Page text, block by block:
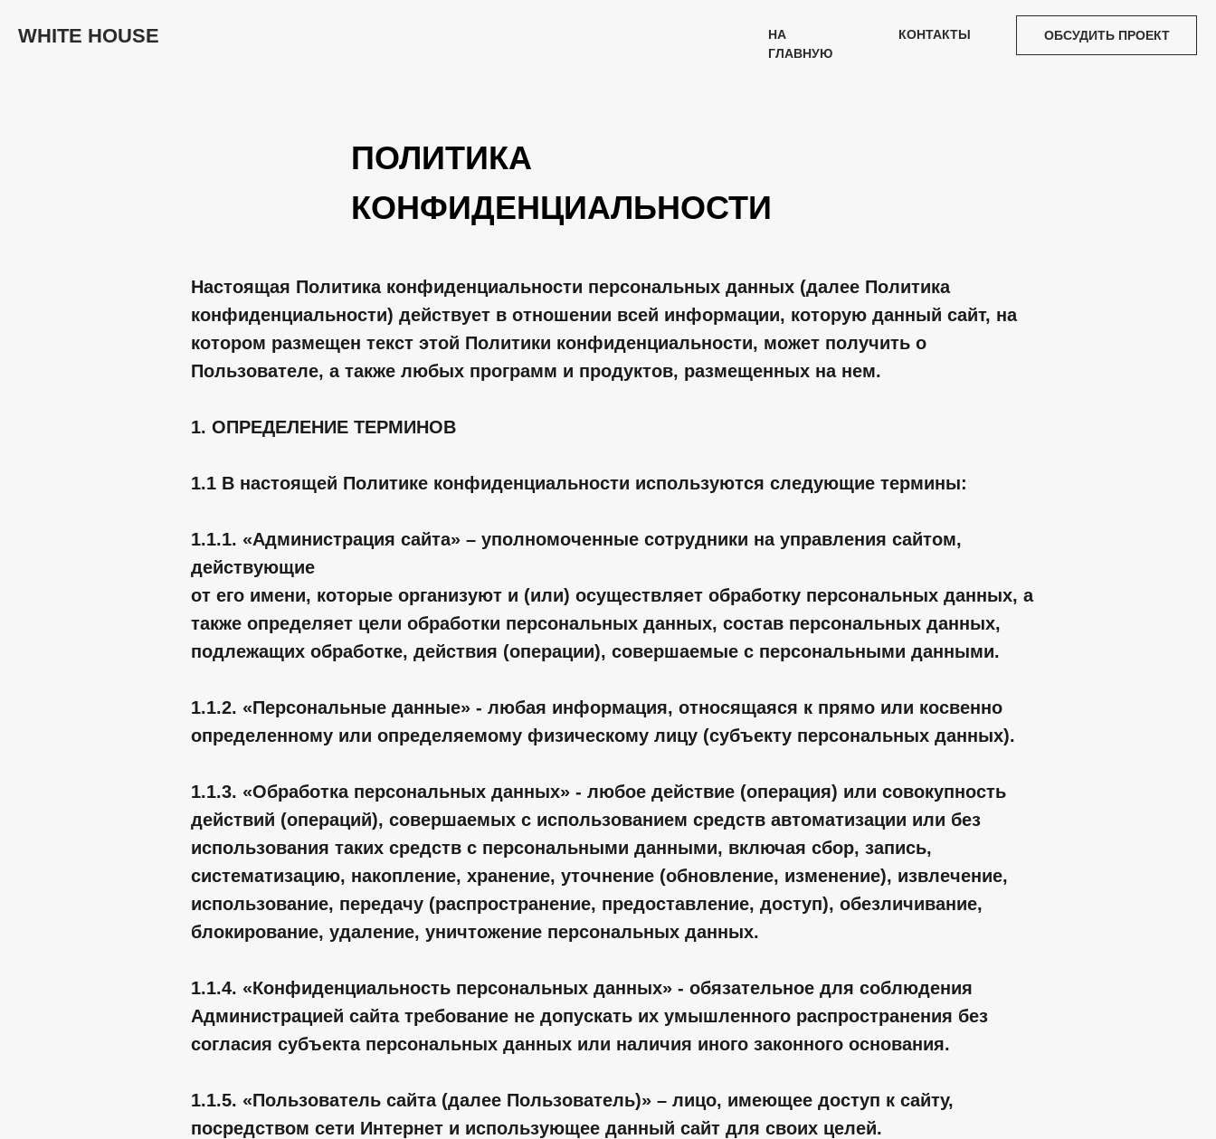
НА
ГЛАВНУЮ
WHITE HOUSE ОБСУДИТЬ ПРОЕКТ
КОНТАКТЫ
Настоящая Политика конфиденциальности персональных данных (далее Политика
конфиденциальности) действует в отношении всей информации, которую данный сайт, на
котором размещен текст этой Политики конфиденциальности, может получить о
Пользователе, а также любых программ и продуктов, размещенных на нем.
1. ОПРЕДЕЛЕНИЕ ТЕРМИНОВ
1.1 В настоящей Политике конфиденциальности используются следующие термины:
1.1.1. «Администрация сайта» – уполномоченные сотрудники на управления сайтом,
действующие
от его имени, которые организуют и (или) осуществляет обработку персональных данных, а
также определяет цели обработки персональных данных, состав персональных данных,
подлежащих обработке, действия (операции), совершаемые с персональными данными.
1.1.2. «Персональные данные» - любая информация, относящаяся к прямо или косвенно
определенному или определяемому физическому лицу (субъекту персональных данных).
1.1.3. «Обработка персональных данных» - любое действие (операция) или совокупность
действий (операций), совершаемых с использованием средств автоматизации или без
использования таких средств с персональными данными, включая сбор, запись,
систематизацию, накопление, хранение, уточнение (обновление, изменение), извлечение,
использование, передачу (распространение, предоставление, доступ), обезличивание,
блокирование, удаление, уничтожение персональных данных.
1.1.4. «Конфиденциальность персональных данных» - обязательное для соблюдения
Администрацией сайта требование не допускать их умышленного распространения без
согласия субъекта персональных данных или наличия иного законного основания.
1.1.5. «Пользователь сайта (далее Пользователь)» – лицо, имеющее доступ к сайту,
посредством сети Интернет и использующее данный сайт для своих целей.
ПОЛИТИКА
КОНФИДЕНЦИАЛЬНОСТИ